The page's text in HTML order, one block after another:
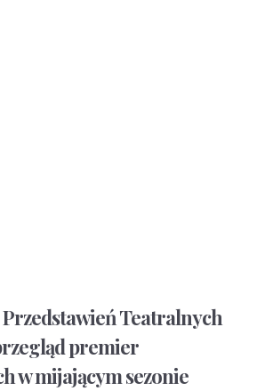
Teatralnych
premier
w mijającym sezonie